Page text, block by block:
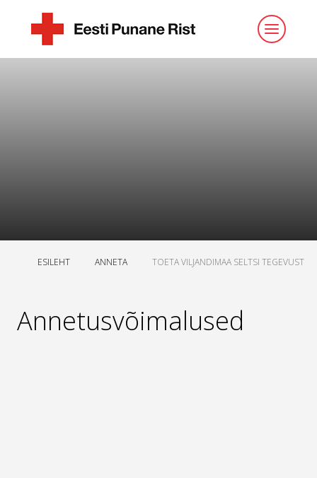
ESILEHT ANNETA TOETA VILJANDIMAA SELTSI TEGEVUST
Annetusvõimalused